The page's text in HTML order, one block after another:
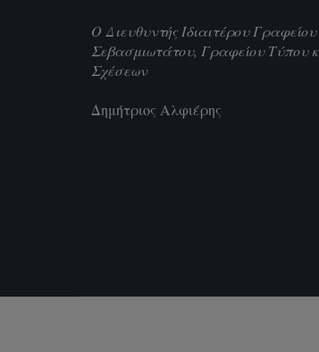
Ο Διευθυντής Ιδιαιτέρου Γραφείου
Σεβασμιωτάτου, Γραφείου Τύπου
Σχέσεων
Δημήτριος Αλφιέρης